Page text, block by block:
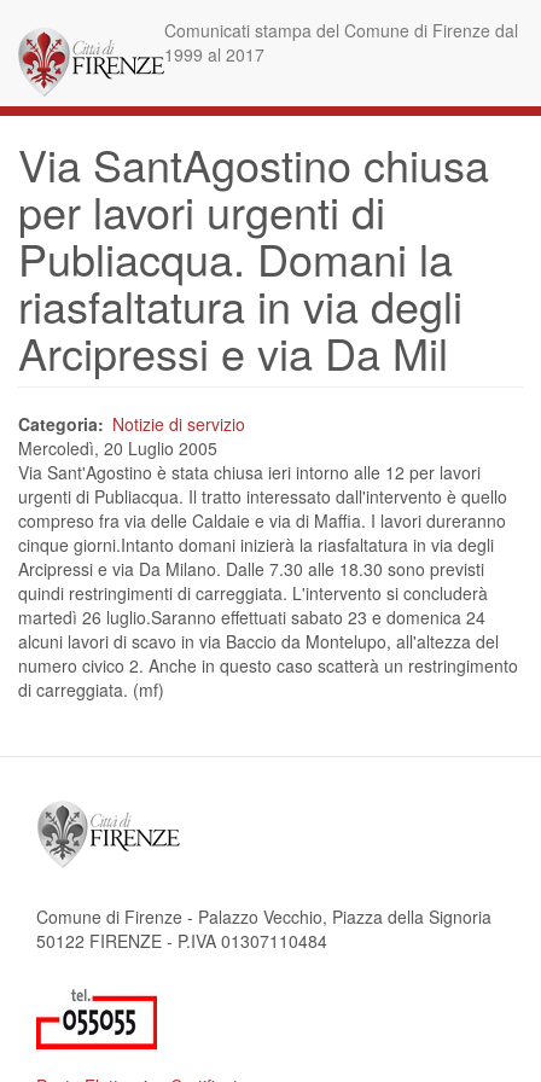
contenuto
principale
Comunicati stampa del Comune di Firenze dal
1999 al 2017
Via SantAgostino chiusa
per lavori urgenti di
Publiacqua. Domani la
riasfaltatura in via degli
Arcipressi e via Da Mil
Categoria
Notizie di servizio
Mercoledì, 20 Luglio 2005
Via Sant'Agostino è stata chiusa ieri intorno alle 12 per lavori
urgenti di Publiacqua. Il tratto interessato dall'intervento è quello
compreso fra via delle Caldaie e via di Maffia. I lavori dureranno
cinque giorni.Intanto domani inizierà la riasfaltatura in via degli
Arcipressi e via Da Milano. Dalle 7.30 alle 18.30 sono previsti
quindi restringimenti di carreggiata. L'intervento si concluderà
martedì 26 luglio.Saranno effettuati sabato 23 e domenica 24
alcuni lavori di scavo in via Baccio da Montelupo, all'altezza del
numero civico 2. Anche in questo caso scatterà un restringimento
di carreggiata. (mf)
Comune di Firenze - Palazzo Vecchio, Piazza della Signoria
50122 FIRENZE - P.IVA 01307110484